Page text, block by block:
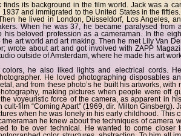
finds its background in the film world. Jack was a
and immigrated to the United States in the
he lived in London, Düsseldorf, Los Angeles,
When he was 37, he became paralysed from
his beloved profession as a cameraman. In the
art world and art making. Then he met Lily Van
wrote about art and got involved with ZAPP
outside of Amsterdam, where he made his art
he also liked lights and electrical cords.
He loved photographing disposables
and from these photo’s he built his artworks, with
making pictures when people were off
voyeuristic force of the camera, as apparent in
film “Coming Apart” (1969, dir. Milton Ginsberg).
when he was lonely in his early childhood. This
he knew about the techniques of camera
to be over technical. He wanted to come closer